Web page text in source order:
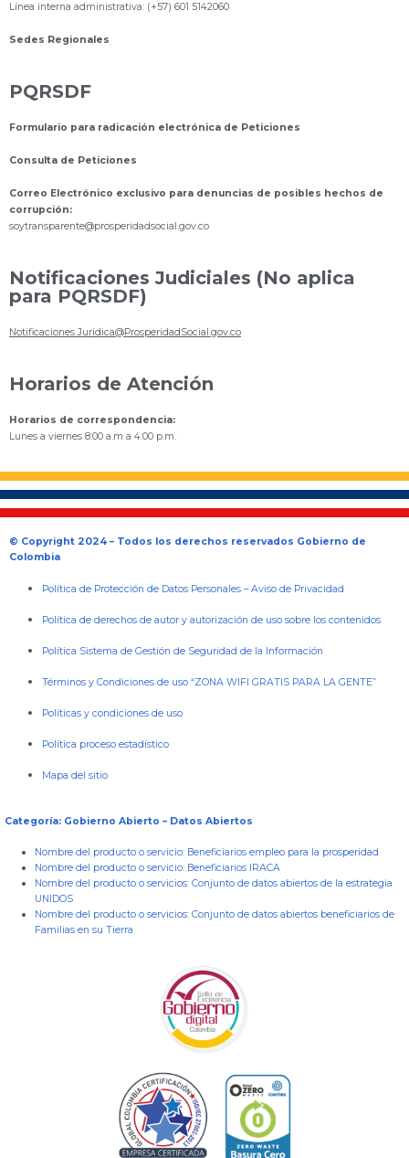
Línea interna administrativa: (+57) 601 5142060
Sedes Regionales
PQRSDF
Formulario para radicación electrónica de Peticiones
Consulta de Peticiones
Correo Electrónico exclusivo para denuncias de posibles hechos de
corrupción:
soytransparente@prosperidadsocial.gov.co
Notificaciones Judiciales (No aplica
para PQRSDF)
Notificaciones.Juridica@ProsperidadSocial.gov.co
Horarios de Atención
Horarios de correspondencia:
Lunes a viernes 8:00 a.m a 4:00 p.m.
© Copyright 2024 – Todos los derechos reservados Gobierno de
Colombia
Política de Protección de Datos Personales –Aviso de Privacidad
Política de derechos de autor y autorización de uso sobre los contenidos
Política Sistema de Gestión de Seguridad de la Información
Términos y Condiciones de uso “ZONA WIFI GRATIS PARA LA GENTE”
Políticas y condiciones de uso
Política proceso estadístico
Mapa del sitio
Categoría: Gobierno Abierto – Datos Abiertos
Nombre del producto o servicio: Beneficiarios empleo para la prosperidad
Nombre del producto o servicio: Beneficiarios IRACA
Nombre del producto o servicios: Conjunto de datos abiertos de la estrategia
UNIDOS
Nombre del producto o servicios: Conjunto de datos abiertos beneficiarios de
Familias en su Tierra